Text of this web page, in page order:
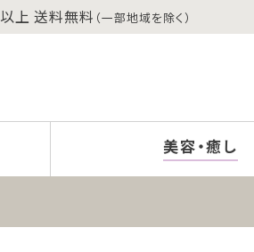
以上 送料無料 （一部地域を除く）
美容・癒し